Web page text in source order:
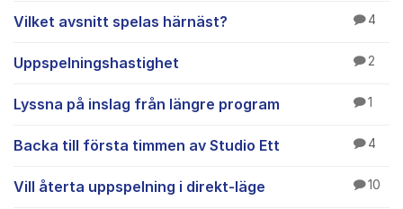
Vilket avsnitt spelas härnäst? 4
Uppspelningshastighet 2
Lyssna på inslag från längre program 1
Backa till första timmen av Studio Ett 4
Vill återta uppspelning i direkt-läge 10